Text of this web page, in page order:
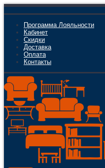
Программа Лояльности
Кабинет
Скидки
Доставка
Оплата
Контакты